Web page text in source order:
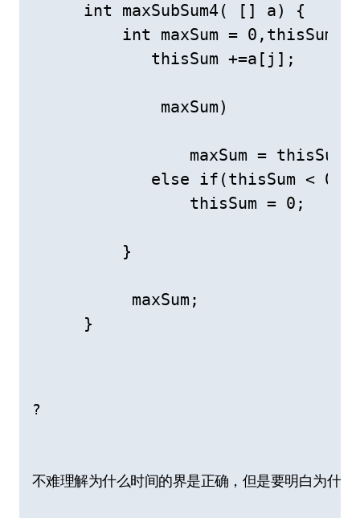
    int maxSubSum4( [] a) {
int maxSum = 0,thisSum
           thisSum +=a[j];
            maxSum)
               maxSum = thisSum;
           else if(thisSum < 0)
               thisSum = 0;
        }
         maxSum;
    }
?
不难理解为什么时间的界是正确，但是要明白为